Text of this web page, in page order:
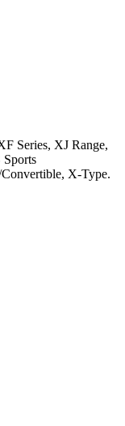
Series, XJ Range,
X-Type.